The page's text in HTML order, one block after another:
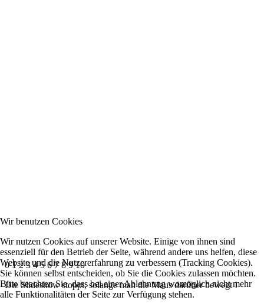
012345678910
Die Slideshow stoppt, solange man die Maus darüber bewegt !
Wir benutzen Cookies
Wir nutzen Cookies auf unserer Website. Einige von ihnen sind
essenziell für den Betrieb der Seite, während andere uns helfen, diese
Website und die Nutzererfahrung zu verbessern (Tracking Cookies).
Sie können selbst entscheiden, ob Sie die Cookies zulassen möchten.
Bitte beachten Sie, dass bei einer Ablehnung womöglich nicht mehr
alle Funktionalitäten der Seite zur Verfügung stehen.